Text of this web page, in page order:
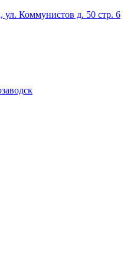
ул. Коммунистов д. 50 стр. 6